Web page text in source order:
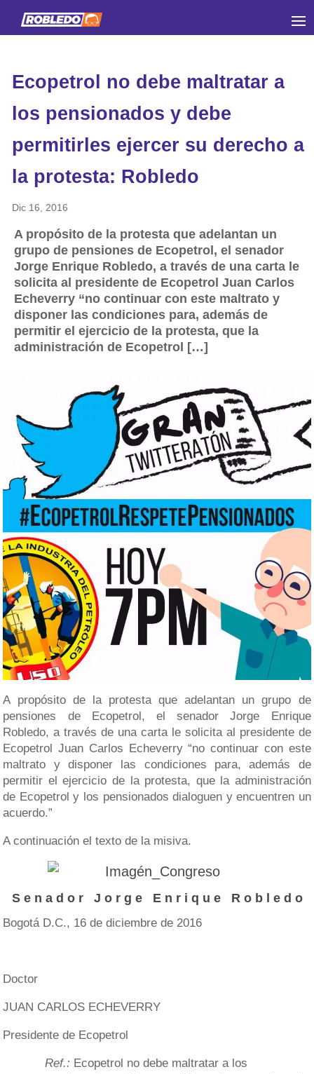
Ecopetrol no debe maltratar a
los pensionados y debe
permitirles ejercer su derecho a
la protesta: Robledo
Dic 16, 2016
A propósito de la protesta que adelantan un
grupo de pensiones de Ecopetrol, el senador
Jorge Enrique Robledo, a través de una carta le
solicita al presidente de Ecopetrol Juan Carlos
Echeverry “no continuar con este maltrato y
disponer las condiciones para, además de
permitir el ejercicio de la protesta, que la
administración de Ecopetrol […]
A propósito de la protesta que adelantan un grupo de
pensiones de Ecopetrol, el senador Jorge Enrique
Robledo, a través de una carta le solicita al presidente de
Ecopetrol Juan Carlos Echeverry “no continuar con este
maltrato y disponer las condiciones para, además de
permitir el ejercicio de la protesta, que la administración
de Ecopetrol y los pensionados dialoguen y encuentren un
acuerdo.”
A continuación el texto de la misiva.
S e n a d o r J o r g e E n r i q u e R o b l e d o
Bogotá D.C., 16 de diciembre de 2016
Doctor
JUAN CARLOS ECHEVERRY
Presidente de Ecopetrol
Ref.: Ecopetrol no debe maltratar a los